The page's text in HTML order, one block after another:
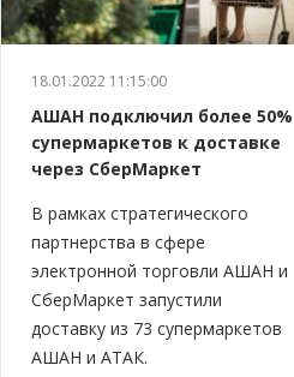
18.01.2022 11:15:00
АШАН подключил более 50%
супермаркетов к доставке
через СберМаркет
В рамках стратегического
партнерства в сфере
электронной торговли АШАН и
СберМаркет запустили
доставку из 73 супермаркетов
АШАН и АТАК.